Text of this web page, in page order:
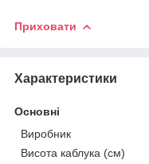
Приховати
Характеристики
Основні
Виробник
Висота каблука (см)